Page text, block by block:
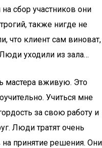
сбор участников они
также нигде не
что клиент сам виноват,
уходили из зала…
мастера вживую. Это
Учиться мне
за свою работу и
Люди тратят очень
принятие решения. Они